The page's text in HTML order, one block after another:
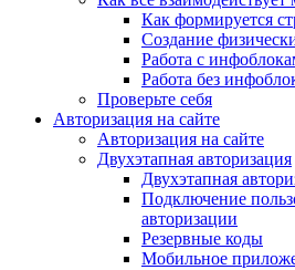
Как формируется
Создание
Работа с
Работа без
Проверьте себя
Авторизация на сайте
Авторизация на сайте
Двухэтапная авторизация
Двухэтапная
Подключение
авторизации
Резервные коды
Мобильное